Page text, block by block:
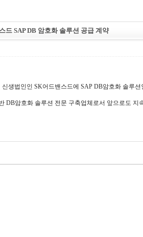
드 SAP DB 암호화 솔루션 공급 계약
생법인인 SK어드밴스드에 SAP DB암호화 솔루션
DB암호화 솔루션 전문 구축업체로서 앞으로도 지